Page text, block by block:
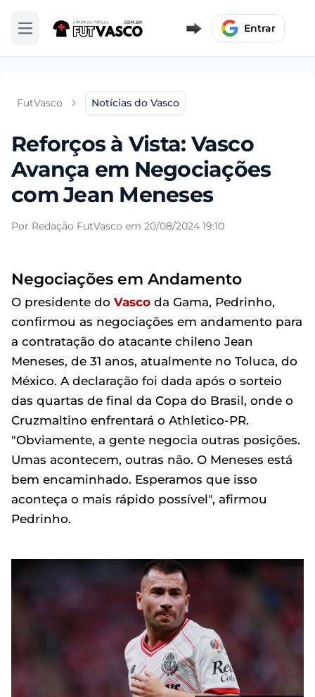
Abrir menu Entrar
FutVasco Notícias do Vasco
Reforços à Vista: Vasco
Avança em Negociações
com Jean Meneses
Por Redação FutVasco em 20/08/2024 19:10
Negociações em Andamento
O presidente do Vasco da Gama, Pedrinho,
confirmou as negociações em andamento para
a contratação do atacante chileno Jean
Meneses, de 31 anos, atualmente no Toluca, do
México. A declaração foi dada após o sorteio
das quartas de final da Copa do Brasil, onde o
Cruzmaltino enfrentará o Athletico-PR.
"Obviamente, a gente negocia outras posições.
Umas acontecem, outras não. O Meneses está
bem encaminhado. Esperamos que isso
aconteça o mais rápido possível", afirmou
Pedrinho.